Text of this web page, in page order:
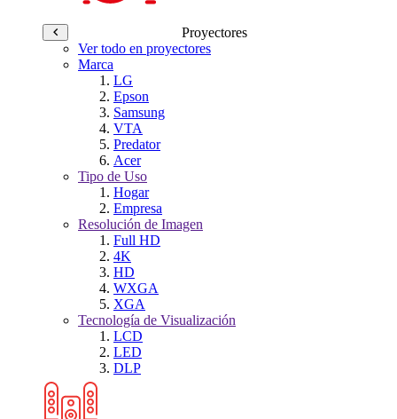
Proyectores
Ver todo en proyectores
Marca
LG
Epson
Samsung
VTA
Predator
Acer
Tipo de Uso
Hogar
Empresa
Resolución de Imagen
Full HD
4K
HD
WXGA
XGA
Tecnología de Visualización
LCD
LED
DLP